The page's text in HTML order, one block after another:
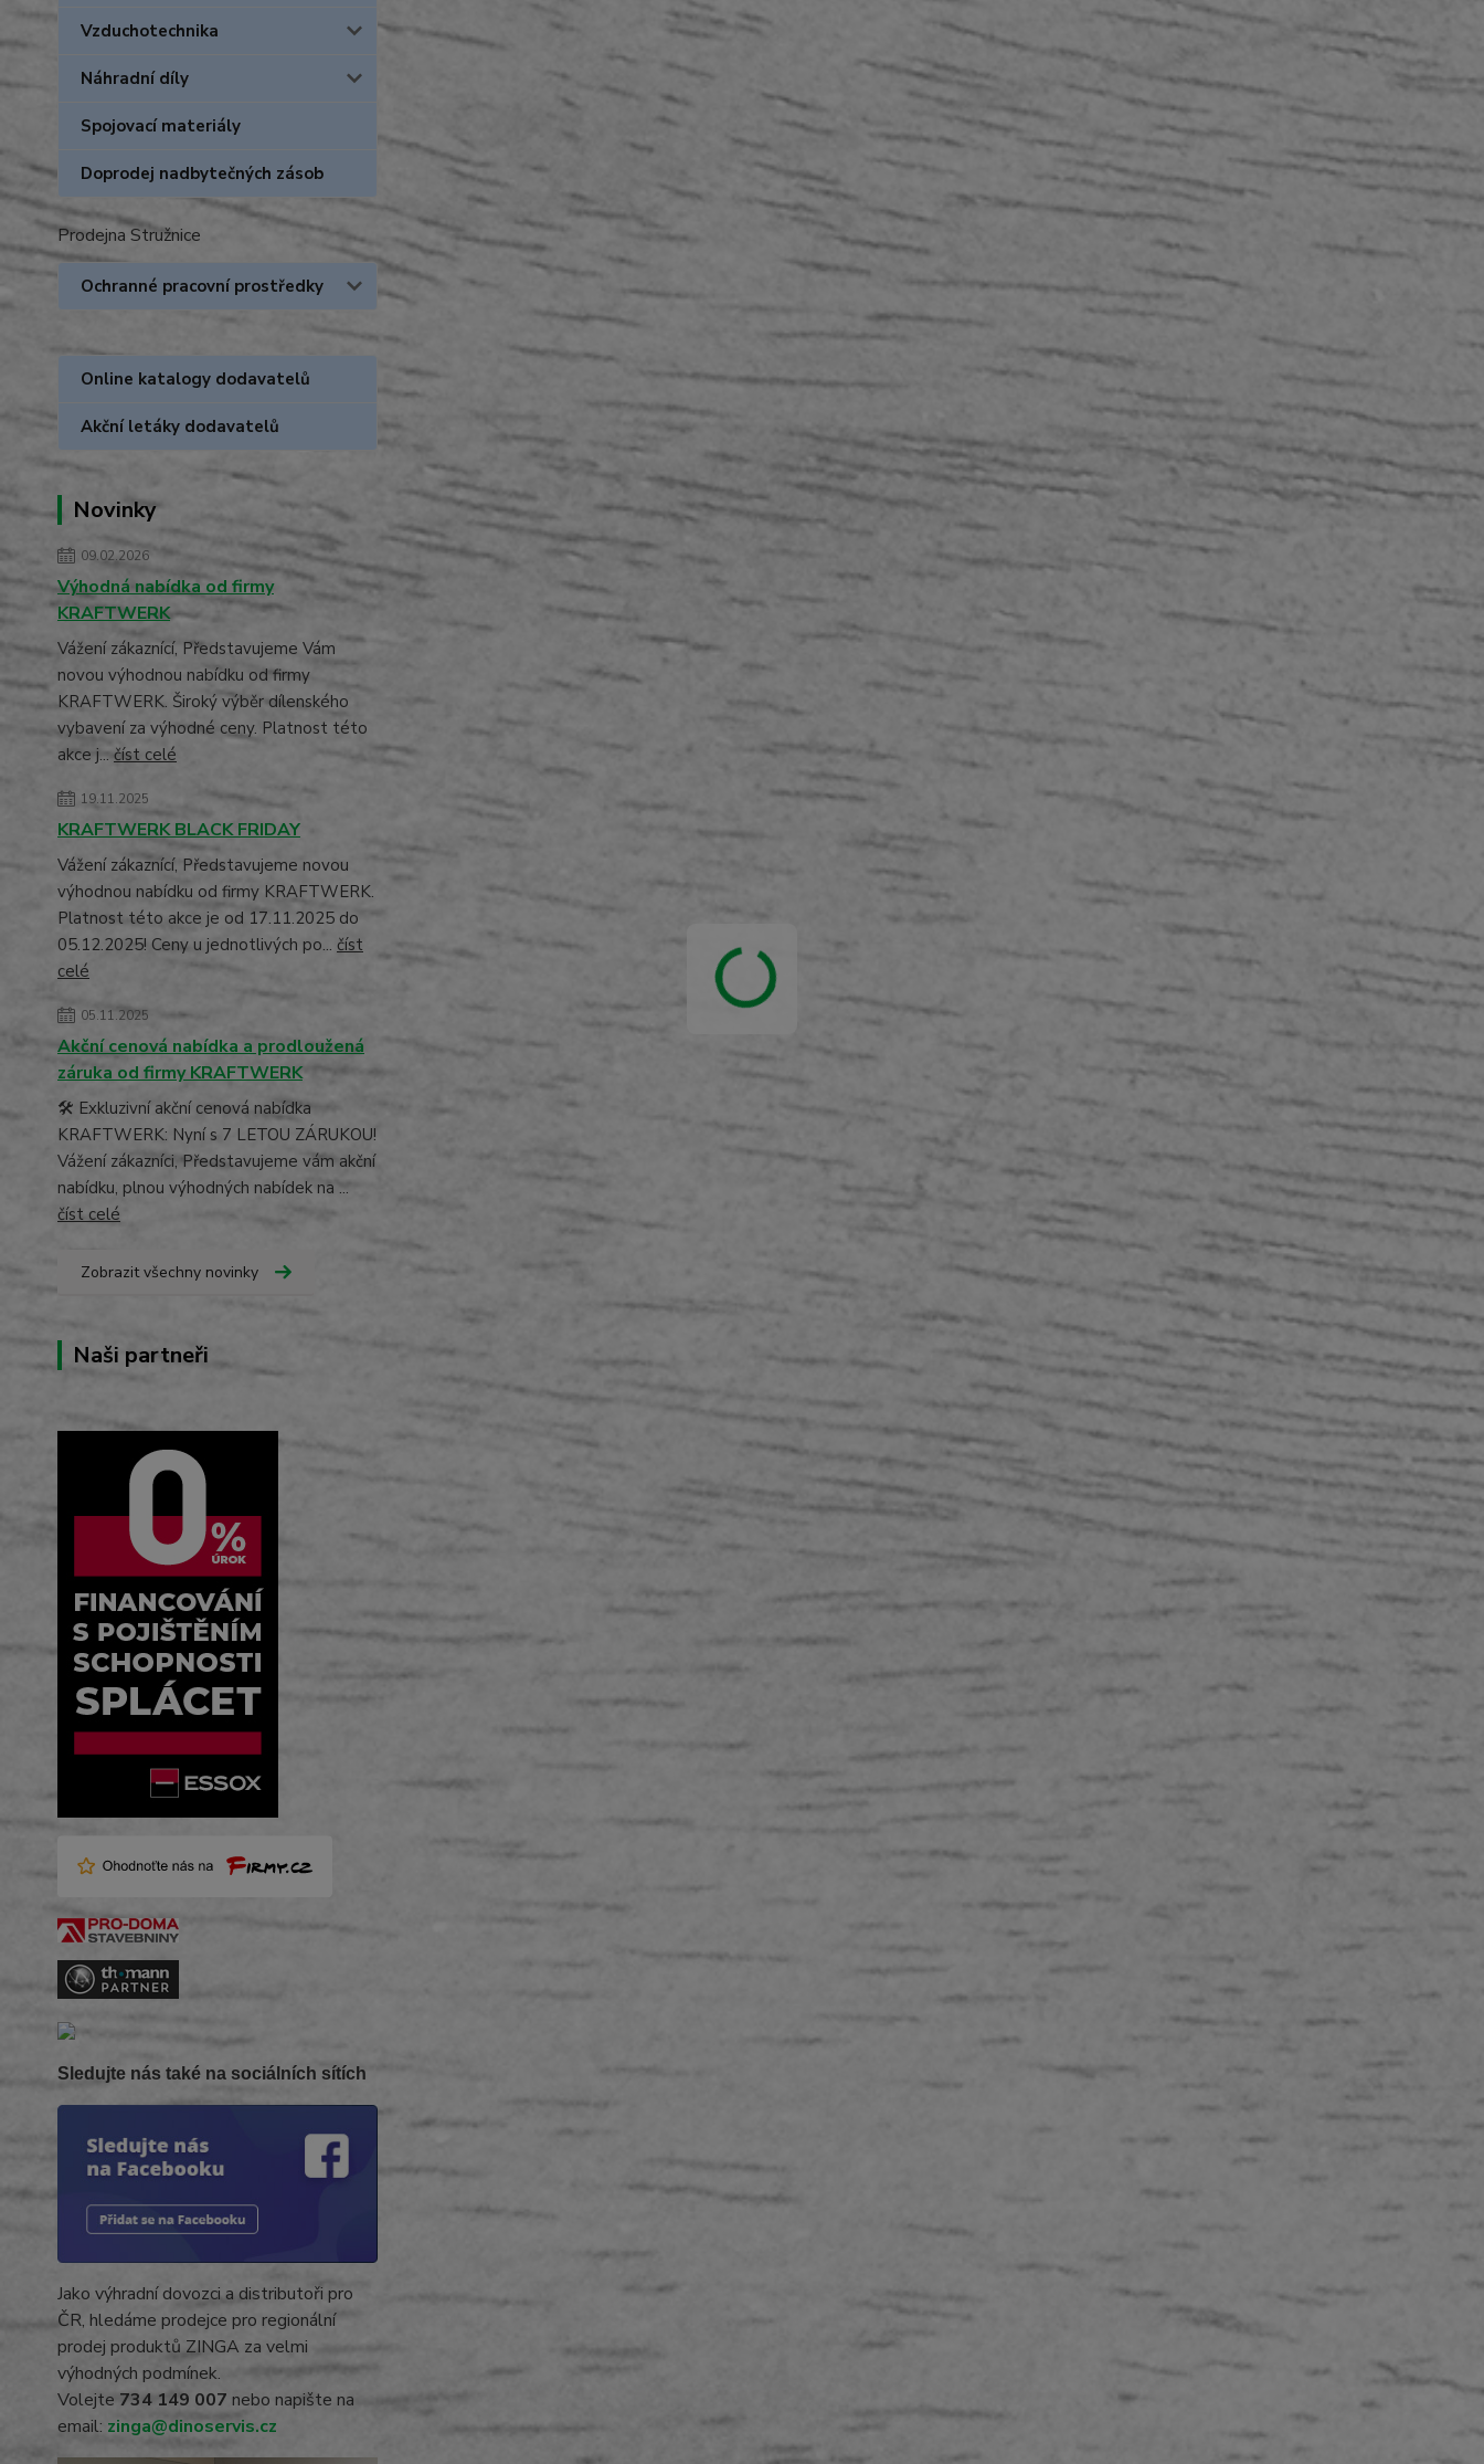
Vzduchotechnika
Náhradní díly
Spojovací materiály
Doprodej nadbytečných zásob
Prodejna Stružnice
Ochranné pracovní prostředky
Online katalogy dodavatelů
Akční letáky dodavatelů
Novinky
09.02.2026
Výhodná nabídka od firmy
KRAFTWERK
Vážení zákaznící, Představujeme Vám
novou výhodnou nabídku od firmy
KRAFTWERK. Široký výběr dílenského
vybavení za výhodné ceny. Platnost této
akce j... číst celé
19.11.2025
KRAFTWERK BLACK FRIDAY
Vážení zákaznící, Představujeme novou
výhodnou nabídku od firmy KRAFTWERK.
Platnost této akce je od 17.11.2025 do
05.12.2025! Ceny u jednotlivých po... číst
celé
05.11.2025
Akční cenová nabídka a prodloužená
záruka od firmy KRAFTWERK
🛠️ Exkluzivní akční cenová nabídka
KRAFTWERK: Nyní s 7 LETOU ZÁRUKOU!
Vážení zákazníci, Představujeme vám akční
nabídku, plnou výhodných nabídek na ...
číst celé
Zobrazit všechny novinky
Naši partneři
Sledujte nás také na sociálních sítích
Jako výhradní dovozci a distributoři pro
ČR, hledáme prodejce pro regionální
prodej produktů ZINGA za velmi
výhodných podmínek.
Volejte 734 149 007 nebo napište na
email: zinga@dinoservis.cz